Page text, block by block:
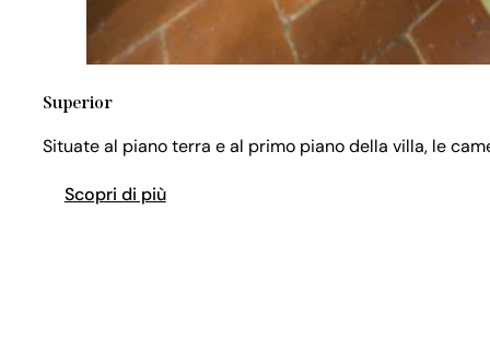
Superior
Situate al piano terra e al primo piano della villa, le
Scopri di più